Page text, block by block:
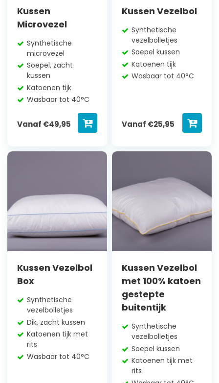
Kussen
Microvezel
Synthetische
microvezel
Soepel, zacht
kussen
Katoenen tijk
Wasbaar tot 40°C
Vanaf €49,95
Kussen Vezelbol
Synthetische
vezelbolletjes
Soepel kussen
Katoenen tijk
Wasbaar tot 40°C
Vanaf €25,95
Kussen Vezelbol
Box
Synthetische
vezelbolletjes
Dik, zacht kussen
Katoenen tijk met
rits
Wasbaar tot 40°C
Kussen Vezelbol
met 100% katoen
gestepte
buitentijk
Synthetische
vezelbolletjes
Soepel kussen
Katoenen tijk met
rits